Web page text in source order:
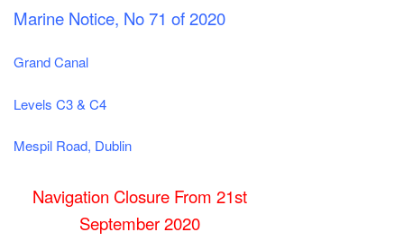
Marine Notice, No 71 of 2020
Grand Canal
Levels C3 & C4
Mespil Road, Dublin
Navigation Closure From 21st
September 2020